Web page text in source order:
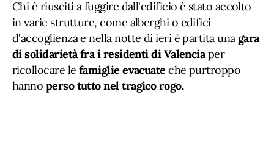
Chi è riusciti a fuggire dall'edificio è stato accolto
in varie strutture, come alberghi o edifici
d'accoglienza e nella notte di ieri è partita unagara
di solidarietà fra i residenti di Valenciaper
ricollocare le famiglie evacuate che purtroppo
hanno perso tutto nel tragico rogo.